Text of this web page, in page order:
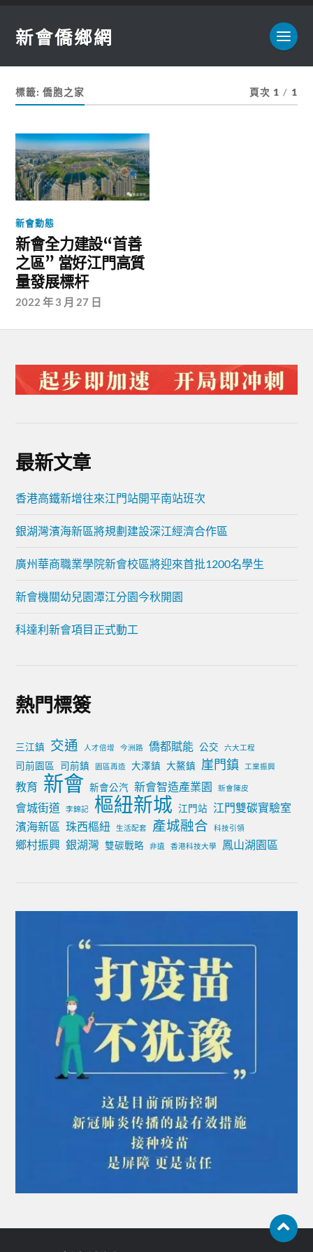
新會僑鄉網
標籤:僑胞之家 頁次 1 / 1
新會動態
新會全力建設“首善
之區” 當好江門高質
量發展標杆
2022 年 3 月 27 日
最新文章
香港高鐵新增往來江門站開平南站班次
銀湖灣濱海新區將規劃建設深江經濟合作區
廣州華商職業學院新會校區將迎來首批1200名學生
新會機關幼兒園潭江分園今秋開園
科達利新會項目正式動工
熱門標簽
三江鎮 交通 人才倍增 今洲路 僑都賦能 公交 六大工程
司前園區 司前鎮 園區再造 大澤鎮 大鰲鎮 崖門鎮 工業振興
教育 新會 新會公汽 新會智造產業園 新會陳皮
會城街道 李錦記 樞紐新城 江門站
江門雙碳實驗室
濱海新區 珠西樞紐 生活配套 產城融合 科技引領
鄉村振興 銀湖灣 雙碳戰略 非遺 香港科技大學 鳳山湖園區